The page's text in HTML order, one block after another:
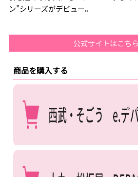
ン”シリーズがデビュー。
公式サイトはこちら
商品を購入する